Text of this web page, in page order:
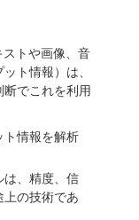
トや画像、音
ト情報）は、
断でこれを利用
ト情報を解析
は、精度、信
上の技術であ